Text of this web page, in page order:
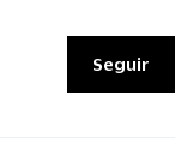
Seguir